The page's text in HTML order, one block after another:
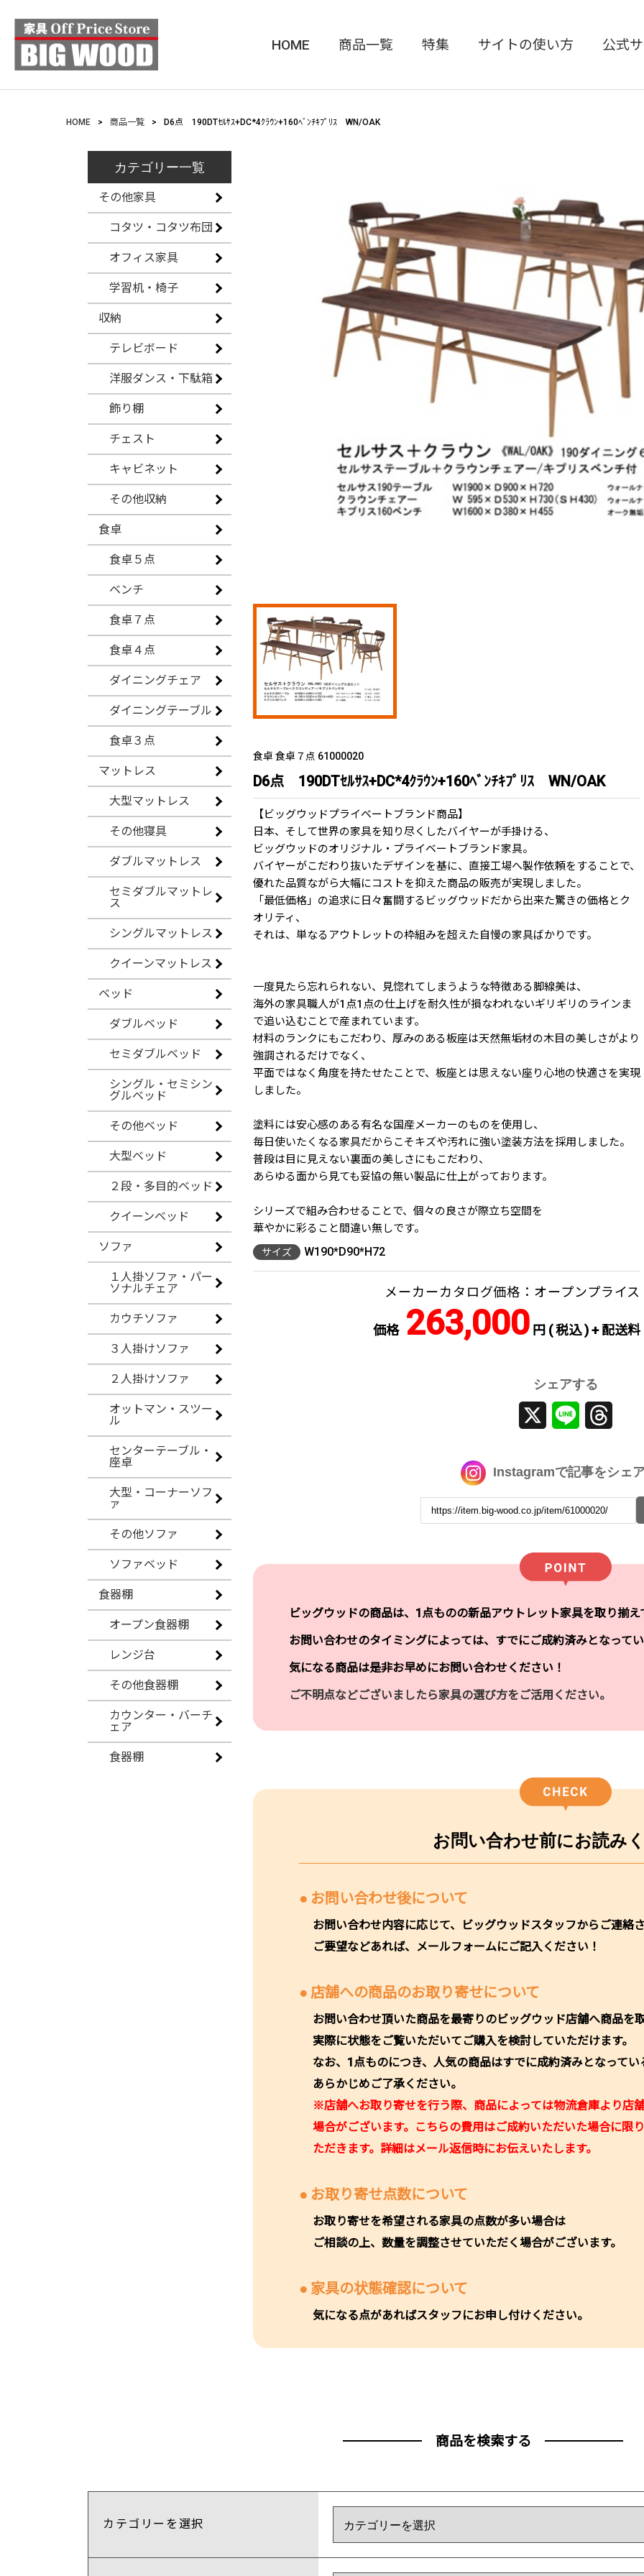
HOME 商品一覧 特集 サイトの使い方 公式
HOME 商品一覧 D6点 190DTｾﾙｻｽ+DC*4ｸﾗｳﾝ+160ﾍﾞﾝﾁｷﾌﾟﾘｽ WN/OAK
カテゴリー一覧
その他家具
コタツ・コタツ布団
オフィス家具
学習机・椅子
収納
テレビボード
洋服ダンス・下駄箱
飾り棚
チェスト
キャビネット
その他収納
食卓
食卓５点
ベンチ
食卓７点
食卓４点
ダイニングチェア
ダイニングテーブル
食卓３点
マットレス
大型マットレス
その他寝具
ダブルマットレス
セミダブルマットレ
ス
シングルマットレス
クイーンマットレス
ベッド
ダブルベッド
セミダブルベッド
シングル・セミシン
グルベッド
その他ベッド
大型ベッド
２段・多目的ベッド
クイーンベッド
ソファ
１人掛ソファ・パー
ソナルチェア
カウチソファ
３人掛けソファ
２人掛けソファ
オットマン・スツー
ル
センターテーブル・
座卓
大型・コーナーソフ
ァ
その他ソファ
ソファベッド
食器棚
オープン食器棚
レンジ台
その他食器棚
カウンター・バーチ
ェア
食器棚
食卓 食卓７点 61000020
D6点 190DTｾﾙｻｽ+DC*4ｸﾗｳﾝ+160ﾍﾞﾝﾁｷﾌﾟﾘｽ WN/OAK
【ビッグウッドプライベートブランド商品】
日本、そして世界の家具を知り尽くしたバイヤーが手掛ける、
ビッグウッドのオリジナル・プライベートブランド家具。
バイヤーがこだわり抜いたデザインを基に、直接工場へ製作依頼をすることで、
優れた品質ながら大幅にコストを抑えた商品の販売が実現しました。
「最低価格」の追求に日々奮闘するビッグウッドだから出来た驚きの価格とク
オリティ、
それは、単なるアウトレットの枠組みを超えた自慢の家具ばかりです。
一度見たら忘れられない、見惚れてしまうような特徴ある脚線美は、
海外の家具職人が1点1点の仕上げを耐久性が損なわれないギリギリのラインま
で追い込むことで産まれています。
材料のランクにもこだわり、厚みのある板座は天然無垢材の木目の美しさがより
強調されるだけでなく、
平面ではなく角度を持たせたことで、板座とは思えない座り心地の快適さを実現
しました。
塗料には安心感のある有名な国産メーカーのものを使用し、
毎日使いたくなる家具だからこそキズや汚れに強い塗装方法を採用しました。
普段は目に見えない裏面の美しさにもこだわり、
あらゆる面から見ても妥協の無い製品に仕上がっております。
シリーズで組み合わせることで、個々の良さが際立ち空間を
華やかに彩ること間違い無しです。
サイズ W190*D90*H72
メーカーカタログ価格：オープンプライス
価格 263,000 円 ( 税込 ) + 配送料
シェアする
Line
Instagramで記事をシェ
ビッグウッドの商品は、1点ものの新品アウトレット家具を取り揃え
お問い合わせのタイミングによっては、すでにご成約済みとなってい
気になる商品は是非お早めにお問い合わせください！
ご不明点などございましたら家具の選び方をご活用ください。
お問い合わせ前にお読み
お問い合わせ後について
お問い合わせ内容に応じて、ビッグウッドスタッフからご連絡
ご要望などあれば、メールフォームにご記入ください！
店舗への商品のお取り寄せについて
お問い合わせ頂いた商品を最寄りのビッグウッド店舗へ商品を
実際に状態をご覧いただいてご購入を検討していただけます。
なお、1点ものにつき、人気の商品はすでに成約済みとなってい
あらかじめご了承ください。
※店舗へお取り寄せを行う際、商品によっては物流倉庫より店
場合がございます。こちらの費用はご成約いただいた場合に限
ただきます。詳細はメール返信時にお伝えいたします。
お取り寄せ点数について
お取り寄せを希望される家具の点数が多い場合は
ご相談の上、数量を調整させていただく場合がございます。
家具の状態確認について
気になる点があればスタッフにお申し付けください。
商品を検索する
カテゴリーを選択